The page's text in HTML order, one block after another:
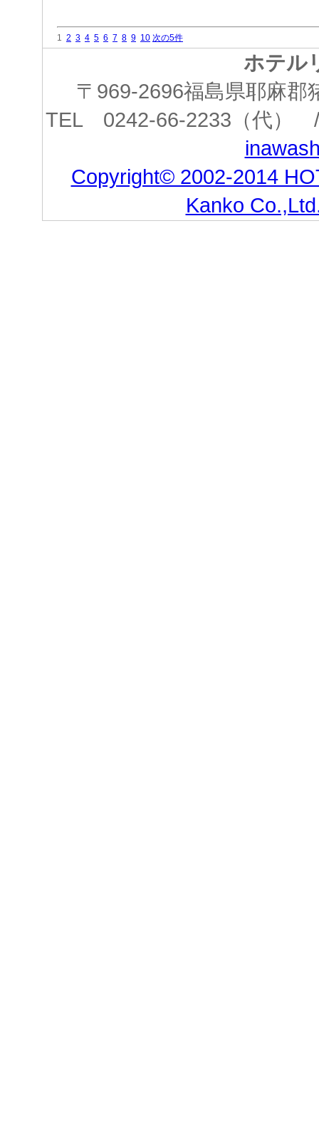
1 2 3 4 5 6 7 8 9 10 次の5件
ホテル
〒969-2696福島県耶麻
TEL 0242-66-2233（代
Copyright© 2002-2014
Kanko